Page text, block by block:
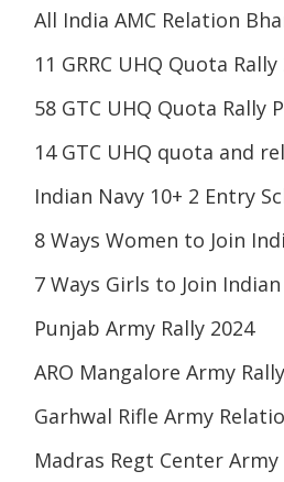
All India AMC Relation
11 GRRC UHQ Quota
58 GTC UHQ Quota Rally
14 GTC UHQ quota and
Indian Navy 10+ 2 Entry
8 Ways Women to Join
7 Ways Girls to Join
Punjab Army Rally 2024
ARO Mangalore Army
Garhwal Rifle Army
Madras Regt Center